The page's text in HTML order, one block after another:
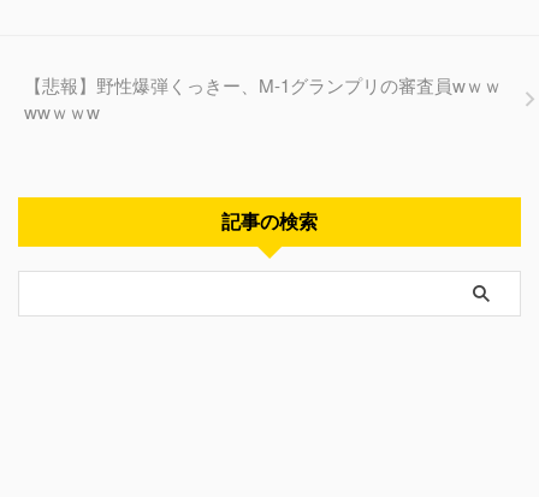
【悲報】野性爆弾くっきー、M-1グランプリの審査員wｗｗ
wwｗｗw
記事の検索